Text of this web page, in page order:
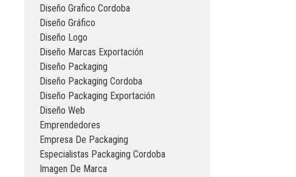
Diseño Grafico Cordoba
Diseño Gráfico
Diseño Logo
Diseño Marcas Exportación
Diseño Packaging
Diseño Packaging Cordoba
Diseño Packaging Exportación
Diseño Web
Emprendedores
Empresa De Packaging
Especialistas Packaging Cordoba
Imagen De Marca